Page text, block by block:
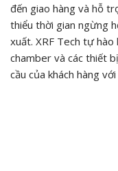
đến giao hàng và hỗ
thiểu thời gian ngừng
xuất. XRF Tech tự hào
chamber và các thiết
cầu của khách hàng